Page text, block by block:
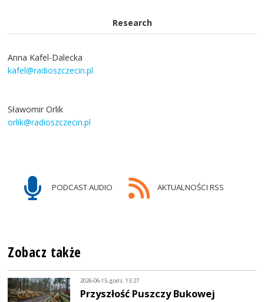
Research
Anna Kafel-Dalecka
kafel@radioszczecin.pl
Sławomir Orlik
orlik@radioszczecin.pl
PODCAST AUDIO AKTUALNOŚCI RSS
Zobacz także
2026-06-15, godz. 13:27
Przyszłość Puszczy Bukowej